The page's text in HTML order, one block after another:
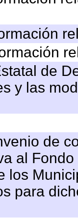
de
y las
de
al
los
para